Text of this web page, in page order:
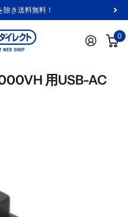
き送料無料！
0
用USB-AC